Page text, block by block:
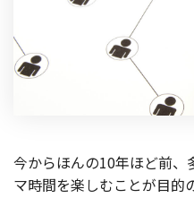
ショッピングモール型 EC
マルチテナント、マルチブランドなど
通販受注対応
スクラッチ開発
今からほんの10年ほど前、
マ時間を楽しむことが目的